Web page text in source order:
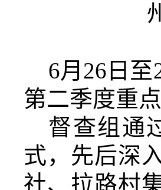
6月 26 日 至
第二季度重
督查组通
式，先后深
社、拉路村